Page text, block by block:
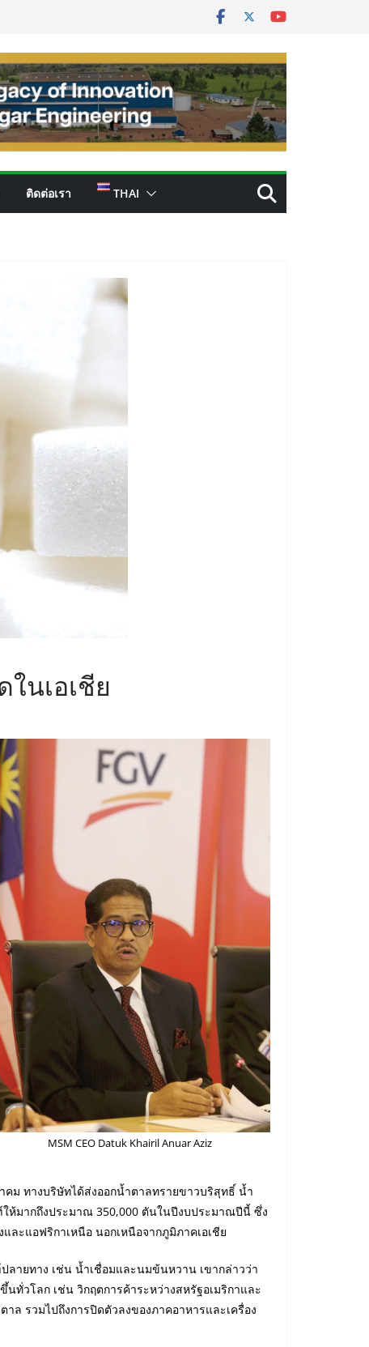
ติดต่อเรา THAI
นเอเชีย
MSM CEO Datuk Khairil Anuar Aziz
ม ทางบริษัทได้ส่งออกน้ำตาลทรายขาวบริสุทธิ์ น้ำ
ให้มากถึงประมาณ 350,000 ตันในปีงบประมาณปีนี้ ซึ่ง
ละแอฟริกาเหนือ นอกเหนือจากภูมิภาคเอเชีย
ายทาง เช่น น้ำเชื่อมและนมข้นหวาน เขากล่าวว่า
ทั่วโลก เช่น วิกฤตการค้าระหว่างสหรัฐอเมริกาและ
ล รวมไปถึงการปิดตัวลงของภาคอาหารและเครื่อง